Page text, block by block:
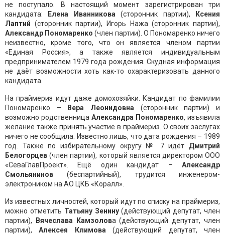
не поступало. В настоящий момент зарегистрирован три
кандидата:
Елена Иванникова (сторонник партии), Ксения
Лаптий (сторонник партии), Игорь Нажа (сторонник партии),
Александр Пономаренко (член партии). О Пономаренко ничего
неизвестно, кроме того, что он является членом партии
«Единая Россия», а также является индивидуальным
предпринимателем 1979 года рождения. Скудная информация
не даёт возможности хоть как-то охарактеризовать данного
кандидата.
На праймериз идут даже домохозяйки. Кандидат по фамилии
Пономаренко – Вера Леонидовна (сторонник партии) и
возможно родственница Александра Пономаренко, изъявила
желание также принять участие в праймериз. О своих заслугах
ничего не сообщила. Известно лишь, что дата рождения – 1989
год. Также по избирательному округу № 7 идёт Дмитрий
Белогорцев (член партии), который является директором ООО
«СеваГлавПроект». Ещё один кандидат – Александр
Смольянинов (беспартийный), трудится инженером-
электроником на АО ЦКБ «Коралл».
Из известных личностей, который идут по списку на праймериз,
можно отметить Татьяну Зенину(действующий депутат, член
партии),
Вячеслава Камзолова (действующий депутат, член
партии),Алексея Климова (действующий депутат, член